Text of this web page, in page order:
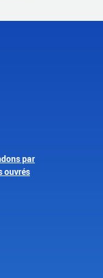
par
ouvrés